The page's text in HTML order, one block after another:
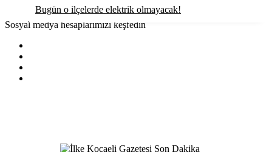
Bugün o ilçelerde elektrik olmayacak!
Sosyal medya hesaplarımızı keşfedin